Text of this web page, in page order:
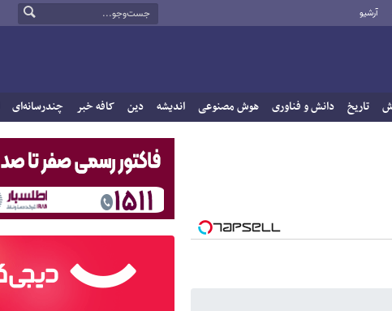
آرشیو
تاریخ دانش و فناوری هوش مصنوعی اندیشه دین کافه خبر چندرسانه‌ای